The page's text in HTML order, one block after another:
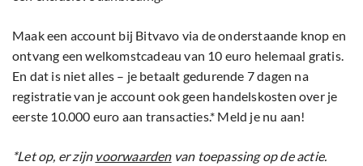
Maak een account bij Bitvavo via de onderstaande knop en
ontvang een welkomstcadeau van 10 euro helemaal gratis.
En dat is niet alles – je betaalt gedurende 7 dagen na
registratie van je account ook geen handelskosten over je
eerste 10.000 euro aan transacties.* Meld je nu aan!
*Let op, er zijn voorwaardenvan toepassing op de actie.